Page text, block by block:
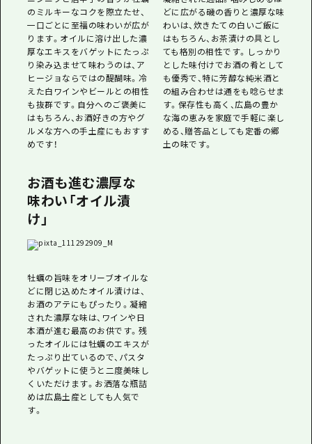
のミルキーなコクを際立たせ、
一口ごとに至福の味わいが広が
ります。オイルに溶け出した濃
厚なエキスをバゲットにたっぷ
り染み込ませて味わうのは、ア
ヒージョならではの醍醐味。冷
えた白ワインやビールとの相性
も抜群です。自分へのご褒美に
はもちろん、お酒好きの方やグ
ルメな方への手土産にもおすす
めです！
どに広がる磯の香りと濃厚な味
わいは、炊きたての白いご飯に
はもちろん、お茶漬けの具とし
ても格別の相性です。しっかり
とした味付けでお酒の肴として
も優秀で、特に芳醇な純米酒と
の組み合わせは通をも唸らせま
す。保存性も高く、広島の豊か
な海の恵みを家庭で手軽に楽し
める、贈答品としても定番の郷
土の味です。
お酒も進む濃厚な
味わい「オイル漬
け」
牡蠣の旨味をオリーブオイルな
どに閉じ込めたオイル漬けは、
お酒のアテにもぴったり。凝縮
された濃厚な味は、ワインや日
本酒が進む最高のお供です。残
ったオイルには牡蠣のエキスが
たっぷり出ているので、パスタ
やバゲットに使うと二度美味し
くいただけます。お洒落な瓶詰
めは広島土産としても人気で
す。